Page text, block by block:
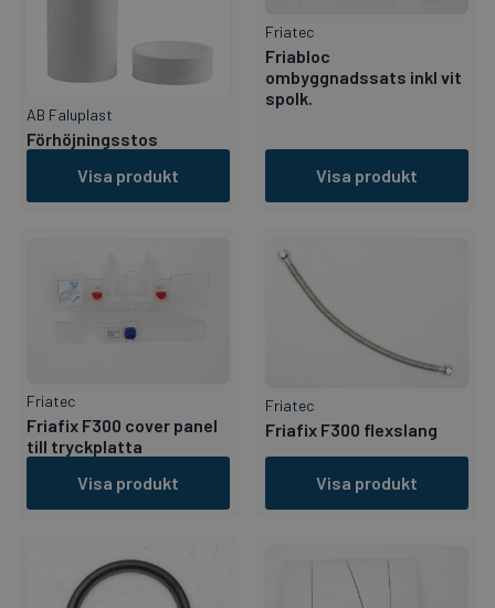
AB Faluplast
Förhöjningsstos
Visa produkt
Friatec
Friabloc
ombyggnadssats inkl vit
spolk.
Visa produkt
Friatec
Friafix F300 cover panel
till tryckplatta
Visa produkt
Friatec
Friafix F300 flexslang
Visa produkt